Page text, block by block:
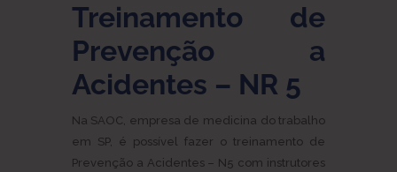
Treinamento de
Prevenção a
Acidentes – NR 5
Na SAOC, empresa de medicina do trabalho
em SP, é possível fazer o treinamento de
Prevenção a Acidentes – N5 com instrutores